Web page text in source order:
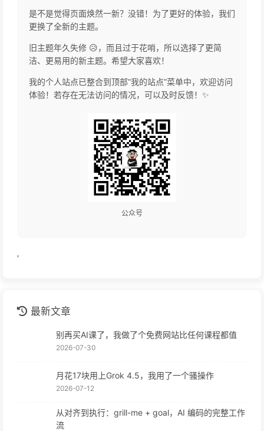
是不是觉得页面焕然一新？没错！为了更好的体验，我们
更换了全新的主题。
旧主题年久失修 😥，而且过于花哨，所以选择了更简
洁、更易用的新主题。希望大家喜欢！
我的个人站点已整合到顶部"我的站点"菜单中，欢迎访问
体验！若存在无法访问的情况，可以及时反馈！✨
公众号
'
最新文章
别再买AI课了，我做了个免费网站比任何课程都值
2026-07-30
月花17块用上Grok 4.5，我用了一个骚操作
2026-07-12
从对齐到执行：grill-me + goal，AI 编码的完整工作
流